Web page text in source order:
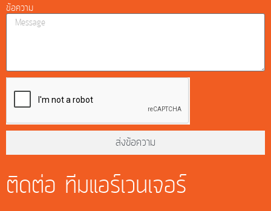
ข้อความ
ส่งข้อความ
ติดต่อ ทีมแอร์เวนเจอร์